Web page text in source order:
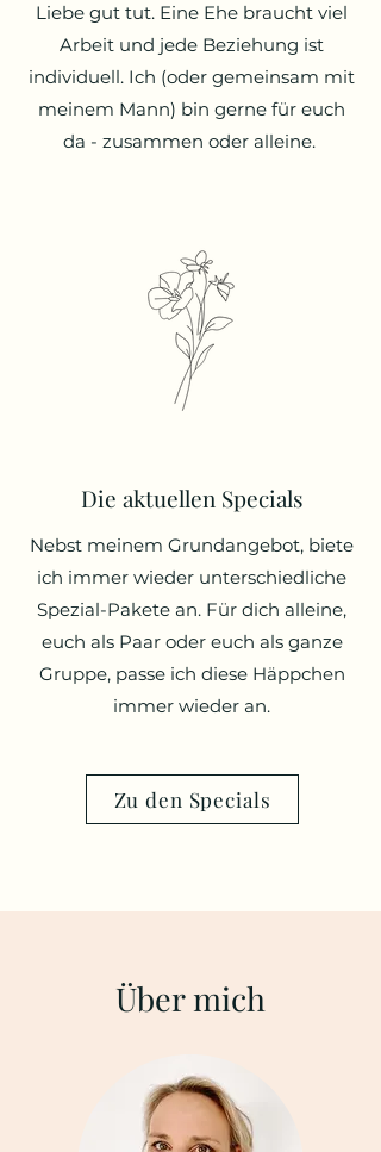
Liebe gut tut. Eine Ehe braucht viel
Arbeit und jede Beziehung ist
individuell. Ich (oder gemeinsam mit
meinem Mann) bin gerne für euch
da - zusammen oder alleine.
Die aktuellen Specials
Nebst meinem Grundangebot, biete
ich immer wieder unterschiedliche
Spezial-Pakete an. Für dich alleine,
euch als Paar oder euch als ganze
Gruppe, passe ich diese Häppchen
immer wieder an.
Zu den Specials
Über mich